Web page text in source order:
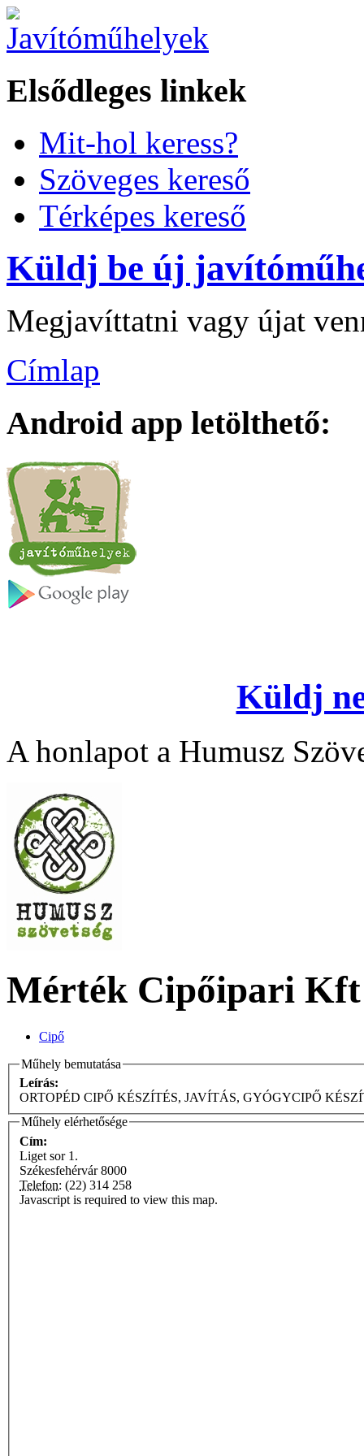
Elsődleges linkek
Mit-hol keress?
Szöveges kereső
Térképes kereső
Küldj be új
Megjavíttatni vagy újat
Címlap
Android app letölthető:
Küldj
A honlapot a Humusz
Mérték Cipőipari Kft
Cipő
Műhely bemutatása
Leírás:
ORTOPÉD CIPŐ KÉSZÍTÉS, JAVÍTÁS,
Műhely elérhetősége
Cím:
Liget sor 1.
Székesfehérvár 8000
Telefon: (22) 314 258
Javascript is required to view this map.